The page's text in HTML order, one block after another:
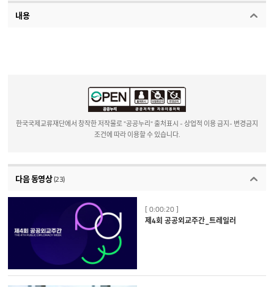
내용
한국국제교류재단에서 창작한 저작물로 "공공누리" 출처표시 - 상업적 이용 금지- 변경금지
조건에 따라 이용할 수 있습니다.
다음 동영상(23)
[ 0:00:20 ]
제4회 공공외교주간_트레일러